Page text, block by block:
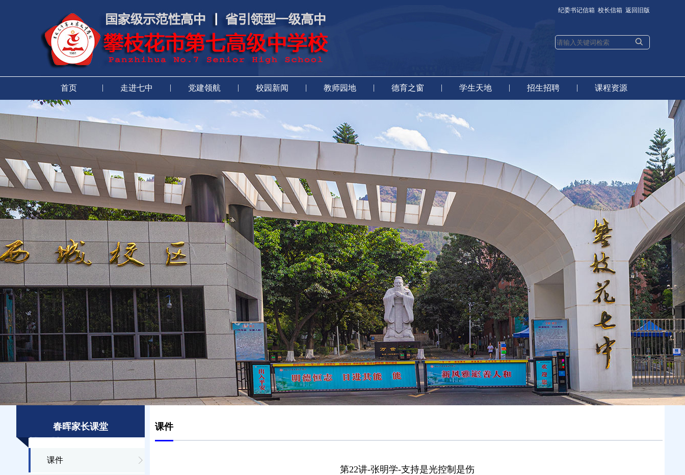
纪委书记信箱 校长信箱 返回旧版
首页 | 走进七中 | 党建领航 | 校园新闻 | 教师园地 | 德育之窗 | 学生天地 | 招生招聘 | 课程资源
春晖家长课堂
课件
课件
第22讲-张明学-支持是光控制是伤